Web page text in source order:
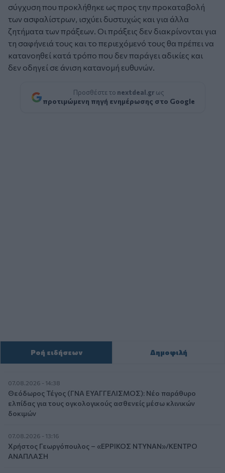
σύγχυση που προκλήθηκε ως προς την προκαταβολή
των ασφαλίστρων, ισχύει δυστυχώς και για άλλα
ζητήματα των πράξεων. Οι πράξεις δεν διακρίνονται για
τη σαφήνειά τους και το περιεχόμενό τους θα πρέπει να
κατανοηθεί κατά τρόπο που δεν παράγει αδικίες και
δεν οδηγεί σε άνιση κατανομή ευθυνών.
Προσθέστε το nextdeal.gr ως
προτιμώμενη πηγή ενημέρωσης στο Google
Ροή ειδήσεων Δημοφιλή
07.08.2026 - 14:38
Θεόδωρος Τέγος (ΓΝΑ ΕΥΑΓΓΕΛΙΣΜΟΣ): Νέο παράθυρο
ελπίδας για τους ογκολογικούς ασθενείς μέσω κλινικών
δοκιμών
07.08.2026 - 13:16
Χρήστος Γεωργόπουλος – «ΕΡΡΙΚΟΣ ΝΤΥΝΑΝ»/ΚΕΝΤΡΟ
ΑΝΑΠΛΑΣΗ